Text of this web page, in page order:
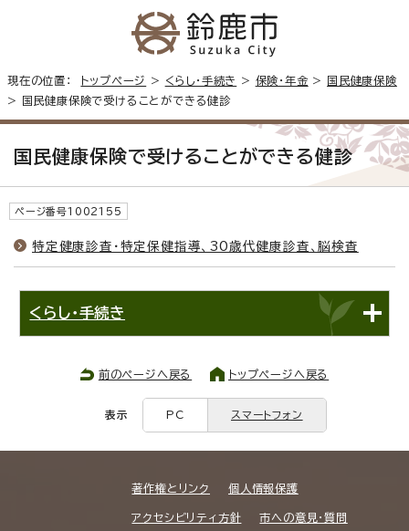
現在の位置： トップページ > くらし・手続き > 保険・年金 >
国民健康保険
> 国民健康保険で受けることができる健診
国民健康保険で受けることができる健診
ページ番号1002155
特定健康診査・特定保健指導、30歳代健康診査、脳検査
くらし・手続き
前のページへ戻る トップページへ戻る
表示 PC スマートフォン
著作権とリンク 個人情報保護
アクセシビリティ方針 市への意見・質問